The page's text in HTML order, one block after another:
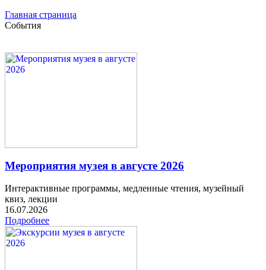
Главная страница
События
Мероприятия музея в августе 2026
Интерактивные программы, медленные чтения, музейный
квиз, лекции
16.07.2026
Подробнее